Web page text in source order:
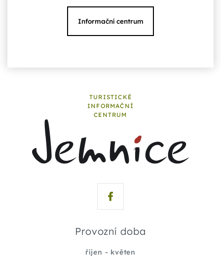
Informační centrum
TURISTICKÉ
INFORMAČNÍ
CENTRUM
Provozní doba
říjen - květen